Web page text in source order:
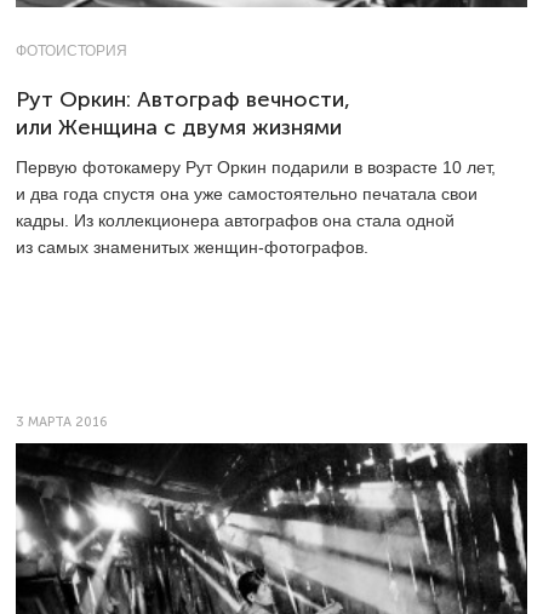
ФОТОИСТОРИЯ
Рут Оркин: Автограф вечности,
или Женщина с двумя жизнями
Первую фотокамеру Рут Оркин подарили в возрасте 10 лет,
и два года спустя она уже самостоятельно печатала свои
кадры. Из коллекционера автографов она стала одной
из самых знаменитых женщин-фотографов.
3 МАРТА 2016